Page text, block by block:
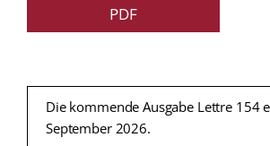
PDF
Die kommende Ausgabe Lettre 154
September 2026.